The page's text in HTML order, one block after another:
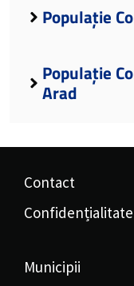
Populație
Populație
Arad
Contact
Confidențialitate
Municipii